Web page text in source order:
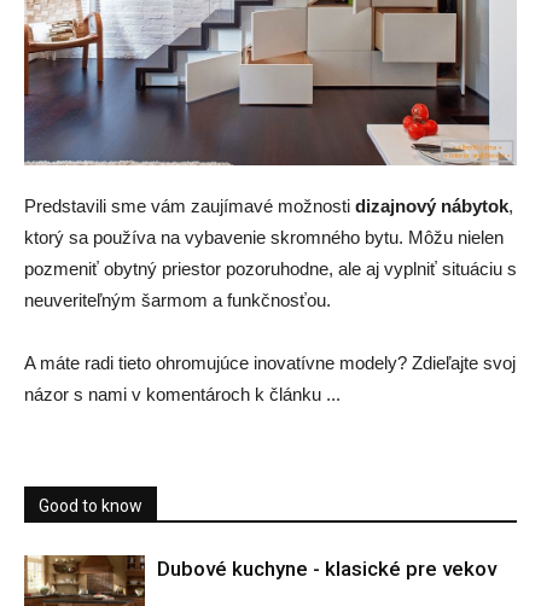
Predstavili sme vám zaujímavé možnosti dizajnový nábytok,
ktorý sa používa na vybavenie skromného bytu. Môžu nielen
pozmeniť obytný priestor pozoruhodne, ale aj vyplniť situáciu s
neuveriteľným šarmom a funkčnosťou.
A máte radi tieto ohromujúce inovatívne modely? Zdieľajte svoj
názor s nami v komentároch k článku ...
Good to know
Dubové kuchyne - klasické pre vekov